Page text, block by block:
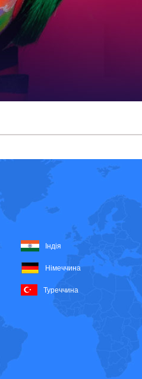
Індія
Німеччина
Туреччина